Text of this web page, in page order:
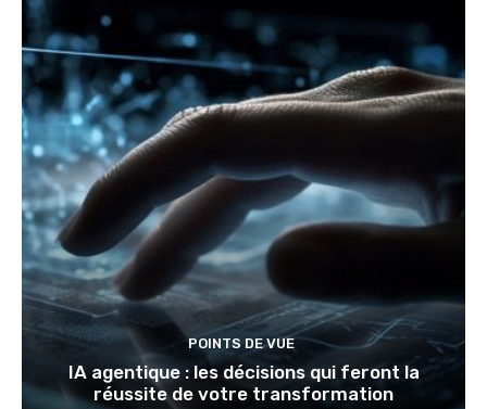
POINTS DE VUE
IA agentique : les décisions qui feront la
réussite de votre transformation